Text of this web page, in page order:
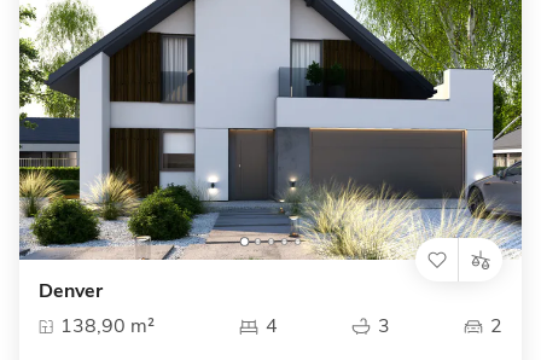
Denver
138,90 m²
4 3 2